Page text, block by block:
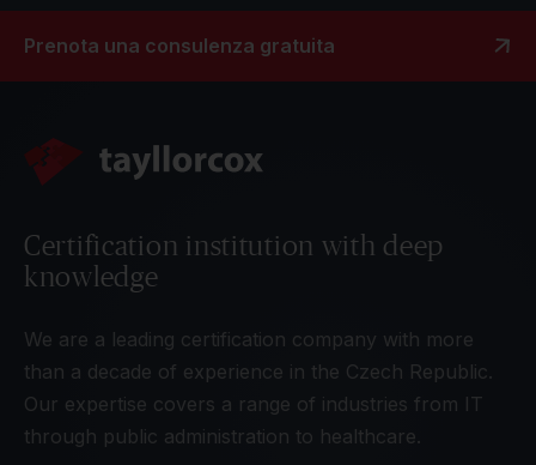
Prenota una consulenza gratuita
Certification institution with deep
knowledge
We are a leading certification company with more
than a decade of experience in the Czech Republic.
Our expertise covers a range of industries from IT
through public administration to healthcare.